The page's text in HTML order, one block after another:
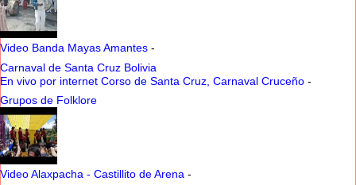
Video Banda Mayas Amantes -
Carnaval de Santa Cruz Bolivia
En vivo por internet Corso de Santa Cruz, Carnaval Cruceño -
Grupos de Folklore
Video Alaxpacha - Castillito de Arena -